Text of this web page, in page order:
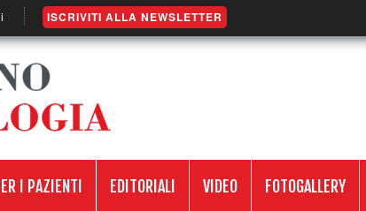
ISCRIVITI ALLA NEWSLETTER
I PAZIENTI EDITORIALI VIDEO FOTOGALLERY